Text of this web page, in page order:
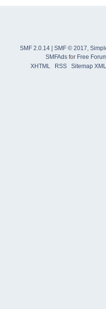
SMF 2.0.14 SMF © 2017,
SMFAdsfor Free
XHTML
RSS Sitemap XML